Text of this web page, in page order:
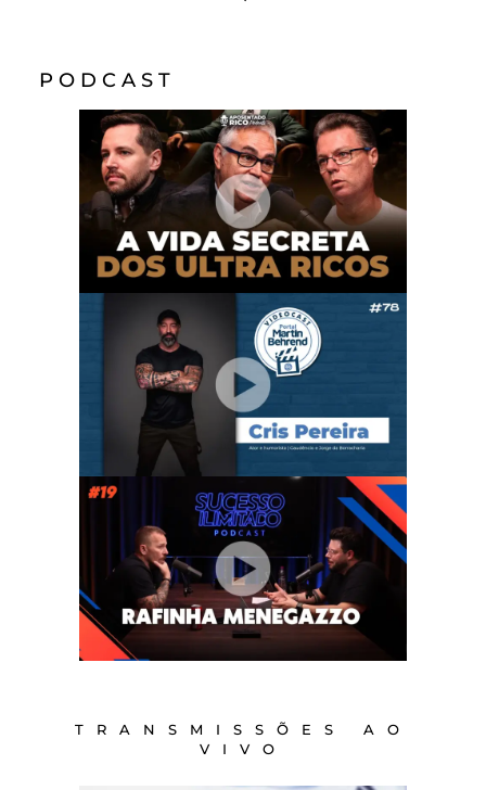
P O D C A S T
TRANSMISSÕES AO
VIVO